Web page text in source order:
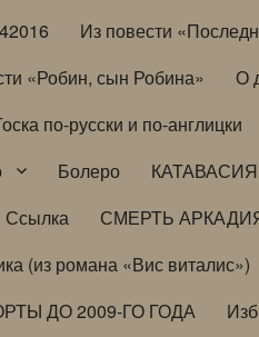
Из повести
«Робин, сын Робина»
О
по-русски и по-англицки
Болеро КАТАВАСИЯ
Ссылка СМЕРТЬ
(из романа «Вис виталис»)
ДО 2009-ГО ГОДА